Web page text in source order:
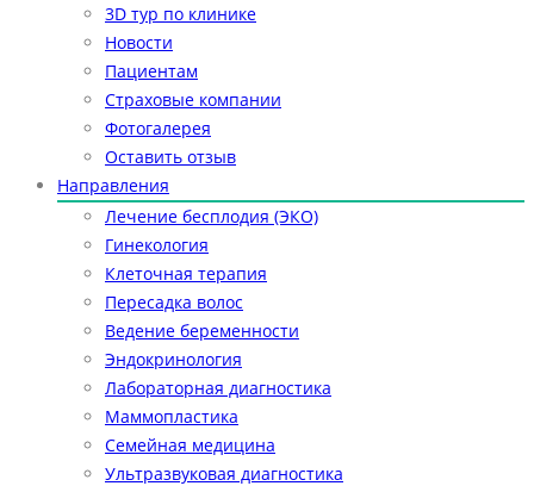
3D тур по клинике
Новости
Пациентам
Страховые компании
Фотогалерея
Оставить отзыв
Направления
Лечение бесплодия (ЭКО)
Гинекология
Клеточная терапия
Пересадка волос
Ведение беременности
Эндокринология
Лабораторная диагностика
Маммопластика
Семейная медицина
Ультразвуковая диагностика